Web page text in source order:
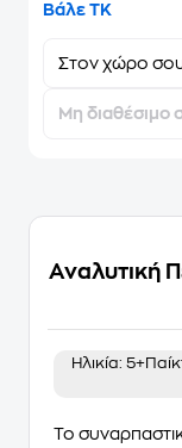
Βάλε ΤΚ
Στον χώρο
Μη διαθέσιμο
Αναλυτική
Ηλικία: 5+
Το